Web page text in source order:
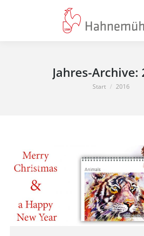
Jahres-Archive:
Sie befinden sich
Start 2016